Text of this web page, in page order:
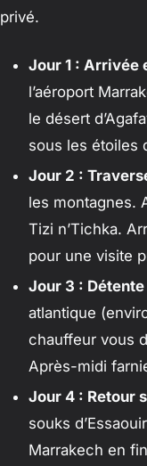
privé.
Jour 1 : Arrivée
l’aéroport
le désert
sous les étoiles
Jour 2 :
les montagnes.
Tizi n’Tichka.
pour une visite
Jour 3 : Détente
atlantique
chauffeur vous
Après-midi
Jour 4 : Retour
souks
Marrakech en